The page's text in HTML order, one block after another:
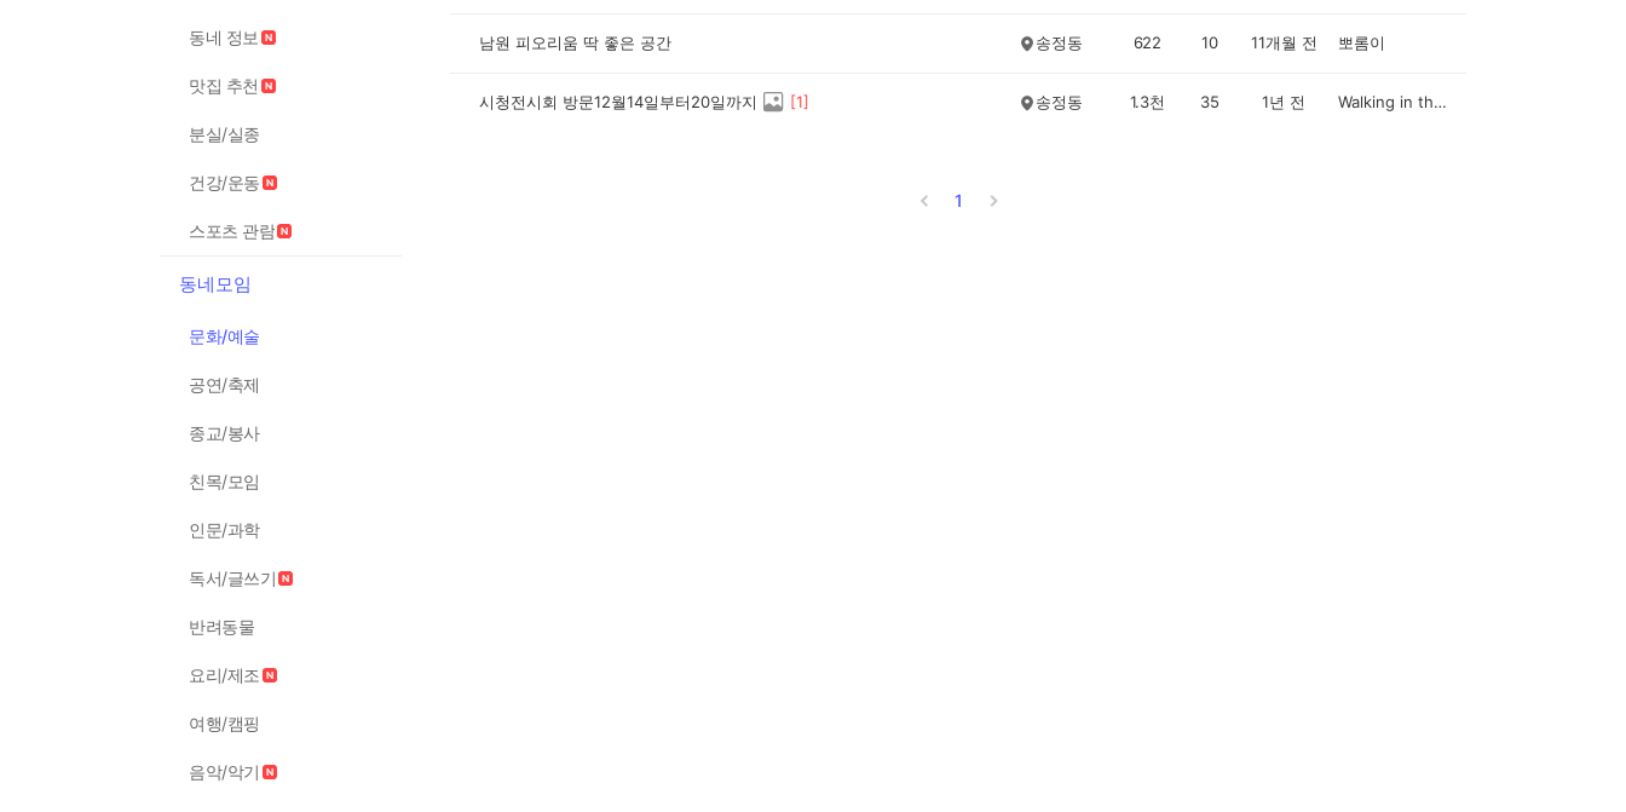
동네 정보
맛집 추천
분실/실종
건강/운동
스포츠 관람
동네모임
문화/예술
공연/축제
종교/봉사
친목/모임
인문/과학
독서/글쓰기
반려동물
요리/제조
여행/캠핑
음악/악기
남원 피오리움 딱 좋은 공간 송정동 622 10 11개월 전 뽀롬이
시청전시회 방문12월14일부터20일까지 [1] 송정동 1.3천 35 1년 전 Walking in the air
1